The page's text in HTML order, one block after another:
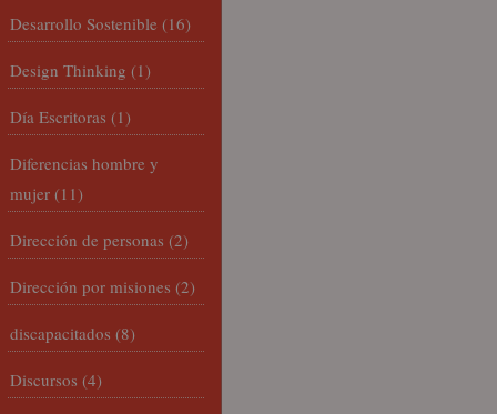
Desarrollo Sostenible (16)
Design Thinking (1)
Día Escritoras (1)
Diferencias hombre y
mujer (11)
Dirección de personas (2)
Dirección por misiones (2)
discapacitados (8)
Discursos (4)